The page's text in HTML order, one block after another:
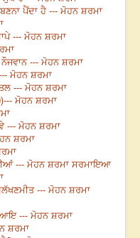
ਪੈਂਦਾ ਹੈ --- ਮੋਹਨ ਸ਼ਰਮਾ
--- ਮੋਹਨ ਸ਼ਰਮਾ
--- ਮੋਹਨ ਸ਼ਰਮਾ
ਮੋਹਨ ਸ਼ਰਮਾ
--- ਮੋਹਨ ਸ਼ਰਮਾ
ਮੋਹਨ ਸ਼ਰਮਾ
--- ਮੋਹਨ ਸ਼ਰਮਾ
ਸ਼ਰਮਾ
--- ਮੋਹਨ ਸ਼ਰਮਾ ਸਰਮਾਇਆ
--- ਮੋਹਨ ਸ਼ਰਮਾ
--- ਮੋਹਨ ਸ਼ਰਮਾ
ਸ਼ਰਮਾ